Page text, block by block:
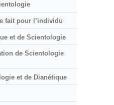
fait pour l’individu
et de Scientologie
de Scientologie
et de Dianétique